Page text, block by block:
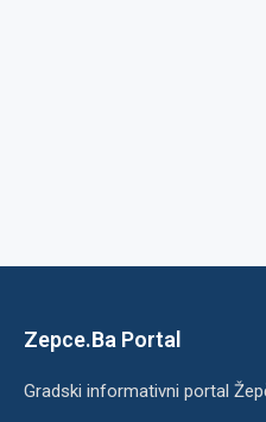
Zepce.Ba Portal
Gradski informativni portal